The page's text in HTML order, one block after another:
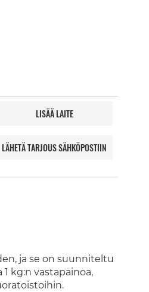
LISÄÄ LAITE
LÄHETÄ TARJOUS SÄHKÖPOSTIIN
ja se on suunniteltu
kg:n vastapainoa,